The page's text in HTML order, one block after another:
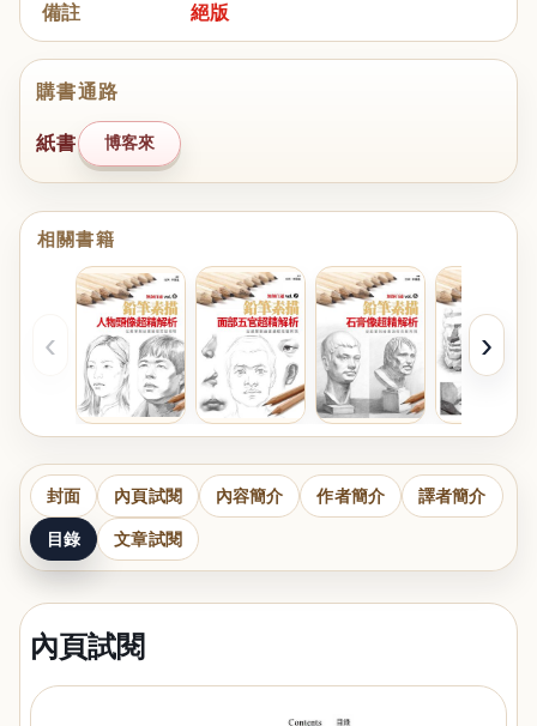
備註
絕版
購書通路
紙書 博客來
相關書籍
‹ ›
封面 內頁試閱 內容簡介 作者簡介 譯者簡介
目錄 文章試閱
內頁試閱